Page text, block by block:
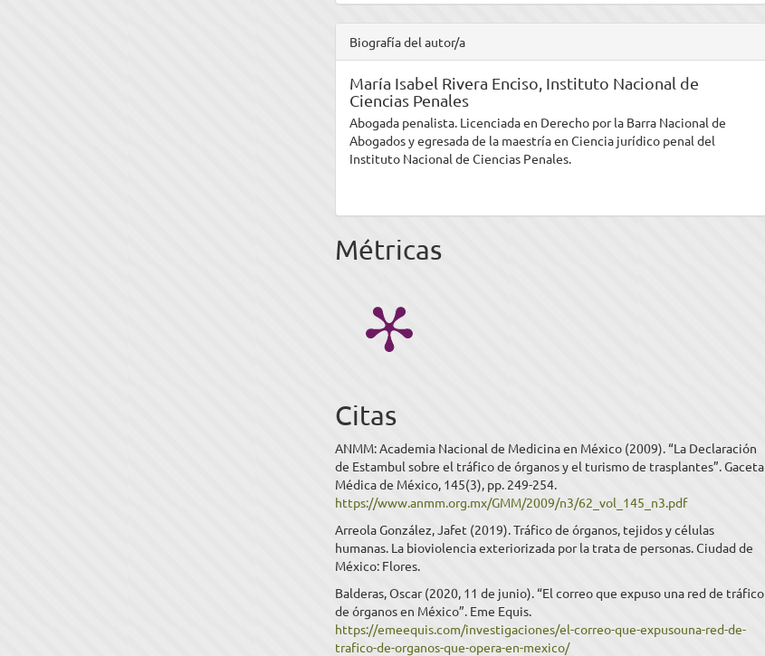
Biografía del autor/a
María Isabel Rivera Enciso, Instituto Nacional de
Ciencias Penales
Abogada penalista. Licenciada en Derecho por la Barra Nacional de
Abogados y egresada de la maestría en Ciencia jurídico penal del
Instituto Nacional de Ciencias Penales.
Métricas
Citas
ANMM: Academia Nacional de Medicina en México (2009). “La Declaración
de Estambul sobre el tráfico de órganos y el turismo de trasplantes”. Gaceta
Médica de México, 145(3), pp. 249-254.
https://www.anmm.org.mx/GMM/2009/n3/62_vol_145_n3.pdf
Arreola González, Jafet (2019). Tráfico de órganos, tejidos y células
humanas. La bioviolencia exteriorizada por la trata de personas. Ciudad de
México: Flores.
Balderas, Oscar (2020, 11 de junio). “El correo que expuso una red de tráfico
de órganos en México”. Eme Equis.
https://emeequis.com/investigaciones/el-correo-que-expusouna-red-de-
trafico-de-organos-que-opera-en-mexico/